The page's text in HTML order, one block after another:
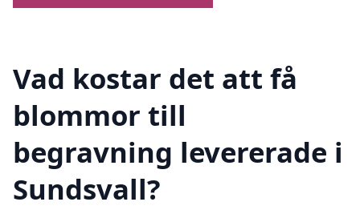
Vad kostar det att få
blommor till
begravning levererade i
Sundsvall?